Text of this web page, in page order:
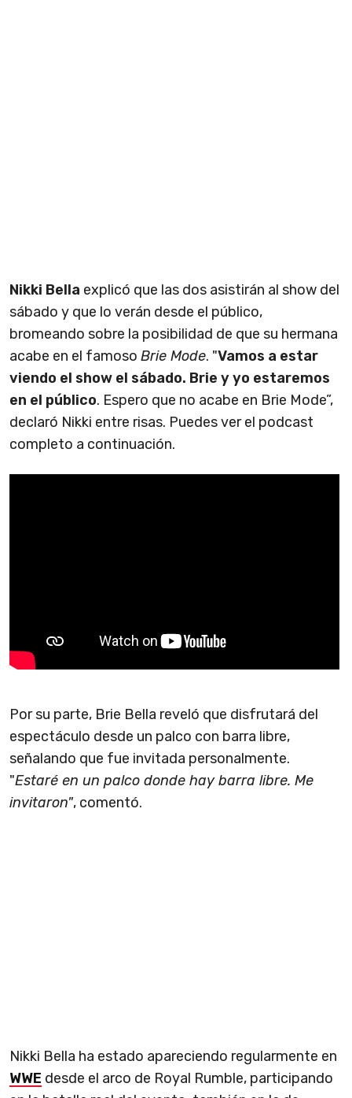
Nikki Bella explicó que las dos asistirán al show del
sábado y que lo verán desde el público,
bromeando sobre la posibilidad de que su hermana
acabe en el famoso Brie Mode. "Vamos a estar
viendo el show el sábado. Brie y yo estaremos
en el público. Espero que no acabe en Brie Mode”,
declaró Nikki entre risas. Puedes ver el podcast
completo a continuación.
Por su parte, Brie Bella reveló que disfrutará del
espectáculo desde un palco con barra libre,
señalando que fue invitada personalmente.
"Estaré en un palco donde hay barra libre. Me
invitaron", comentó.
Nikki Bella ha estado apareciendo regularmente en
WWE desde el arco de Royal Rumble, participando